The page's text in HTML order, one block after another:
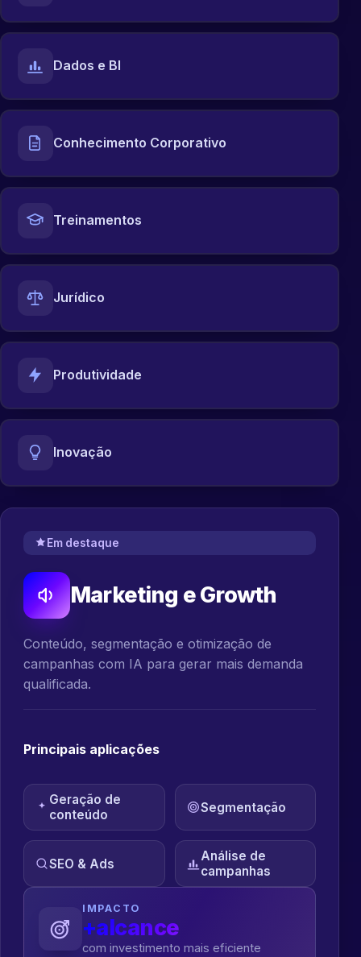
Dados e BI
Conhecimento Corporativo
Treinamentos
Jurídico
Produtividade
Inovação
Em destaque
Marketing e Growth
Conteúdo, segmentação e otimização de
campanhas com IA para gerar mais demanda
qualificada.
Principais aplicações
Geração de
conteúdo
Segmentação
SEO & Ads
Análise de
campanhas
IMPACTO
+alcance
com investimento mais eficiente